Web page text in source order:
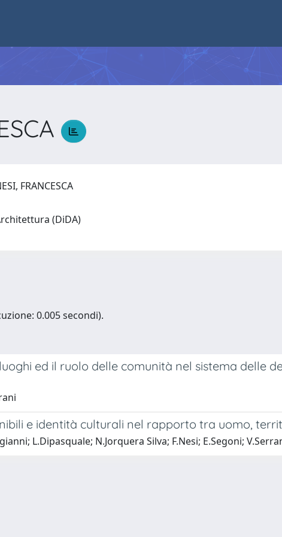
FRANCESCA
(DiDA)
0.005 secondi).
ed il ruolo delle comunità nel sistema delle
e identità culturali nel rapporto tra uomo,
L.Dipasquale; N.Jorquera Silva; F.Nesi; E.Segoni;